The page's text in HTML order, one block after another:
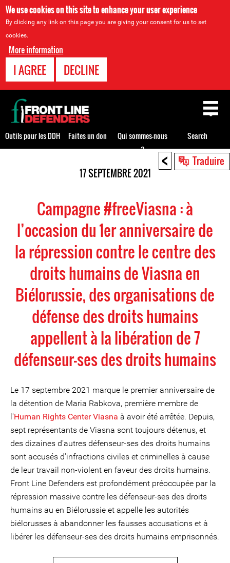
We use cookies on this site to enhance your user experience
By clicking any link on this page you are giving your consent for us to set
cookies.
More information
I AGREE DECLINE
< Traduire
17 SEPTEMBRE 2021
Campagne #freeViasna : à
l’occasion du 1er anniversaire de
la répression contre le centre des
droits humains de Viasna en
Biélorussie, des organisations de
défense des droits humains
appellent à la libération de 7
défenseur-ses des droits humains
Le 17 septembre 2021 marque le premier anniversaire de
la détention de Maria Rabkova, première membre de
l'Human Rights Center Viasna à avoir été arrêtée. Depuis,
sept représentants de Viasna sont toujours détenus, et
des dizaines d’autres défenseur-ses des droits humains
sont accusés d'infractions civiles et criminelles à cause
de leur travail non-violent en faveur des droits humains.
Front Line Defenders est profondément préoccupée par la
répression massive contre les défenseur-ses des droits
humains au en Biélorussie et appelle les autorités
biélorusses à abandonner les fausses accusations et à
libérer les défenseur-ses des droits humains emprisonnés.
Back
to
top
Outils pour les DDH Faites un don
Qui sommes-nous
?
Search